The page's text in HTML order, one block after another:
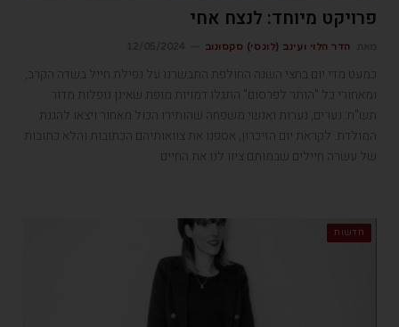
פרויקט מיוחד: לנצח אחי
הדר הלוי ועינב (לוגסי) סקסונוב
כמעט מדי יום בחצי השנה החולפת התבשרנו על נפילת חייל בשדה הקרב,
ומאחורי כל "הותר לפרסום" התגלו דמויות מופת שאינן נופלות מדור
תש"ח: נערים, נערות ואנשי משפחה שהותירו הכול מאחור ויצאו להגנת
המולדת. לקראת יום הזיכרון, אספנו את צוואותיהם הכתובות והלא כתובות
של עשרה חיילים שבמותם ציוו לנו את החיים
חדשות